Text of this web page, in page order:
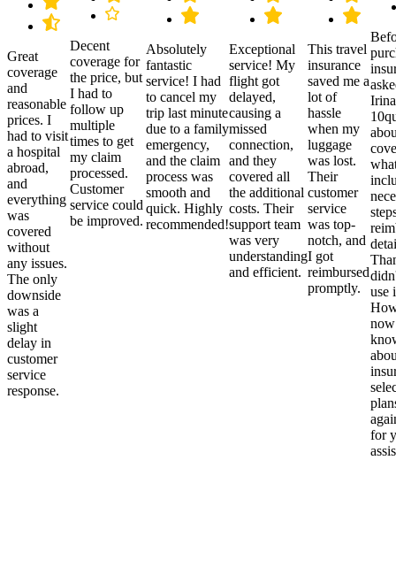
Great
coverage
and
reasonable
prices. I
had to visit
a hospital
abroad,
and
everything
was
covered
without
any issues.
The only
downside
was a
slight
delay in
customer
service
response.
Decent
coverage for
the price, but
I had to
follow up
multiple
times to get
my claim
processed.
Customer
service could
be improved.
Absolutely
fantastic
service! I had
to cancel my
trip last minute
due to a family
emergency,
and the claim
process was
smooth and
quick. Highly
recommended!
Exceptional
service! My
flight got
delayed,
causing a
missed
connection,
and they
covered all
the additional
costs. Their
support team
was very
understanding
and efficient.
This travel
insurance
saved me a
lot of
hassle
when my
luggage
was lost.
Their
customer
service
was top-
notch, and
I got
reimbursed
promptly.
use
for